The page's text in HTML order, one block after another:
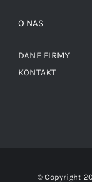
O NAS
DANE FIRMY
KONTAKT
© Copyright